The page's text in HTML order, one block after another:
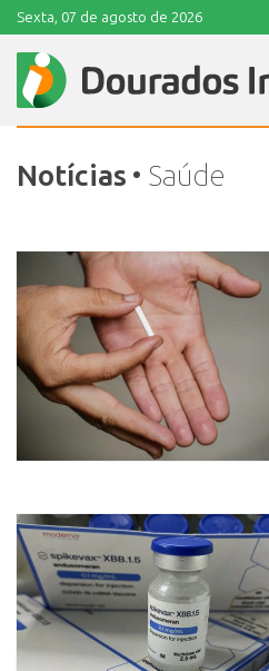
Sexta, 07 de agosto de 2026
Notícias • Saúde